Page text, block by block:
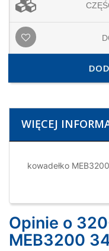
WIĘCEJ
kowadełko
Opinie o
MEB3200